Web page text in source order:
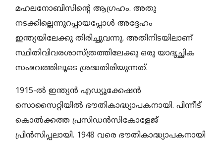
മഹലനോബിസിന്റെ ആഗ്രഹം. അതു
നടക്കില്ലെന്നുറപ്പായപ്പോള്‍ അദ്ദേഹം
ഇന്ത്യയിലേക്കു തിരിച്ചുവന്നു. അതിനിടയിലാണ്
സ്ഥിതിവിവരശാസ്ത്രത്തിലേക്കു ഒരു യാദൃച്ഛിക
സംഭവത്തിലൂടെ ശ്രദ്ധതിരിയുന്നത്.
1915-ല്‍ ഇന്ത്യന്‍ എഡ്യൂക്കേഷന്‍
സൊസൈറ്റിയില്‍ ഭൗതികാദ്ധ്യാപകനായി. പിന്നീട്
കൊല്‍ക്കത്ത പ്രസിഡന്‍സികോളേജ്
പ്രിന്‍സിപ്പലായി. 1948 വരെ ഭൗതികാദ്ധ്യാപകനായി